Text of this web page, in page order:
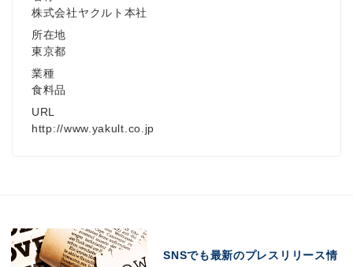
株式会社ヤクルト本社
所在地
東京都
業種
食料品
URL
http://www.yakult.co.jp
SNSでも最新のプレスリリース情